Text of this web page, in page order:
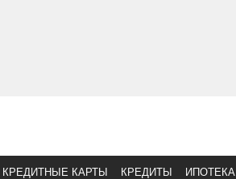
КРЕДИТНЫЕ КАРТЫ КРЕДИТЫ ИПОТЕКА